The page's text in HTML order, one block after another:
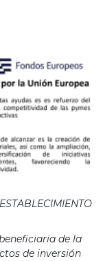
de la
de inversión